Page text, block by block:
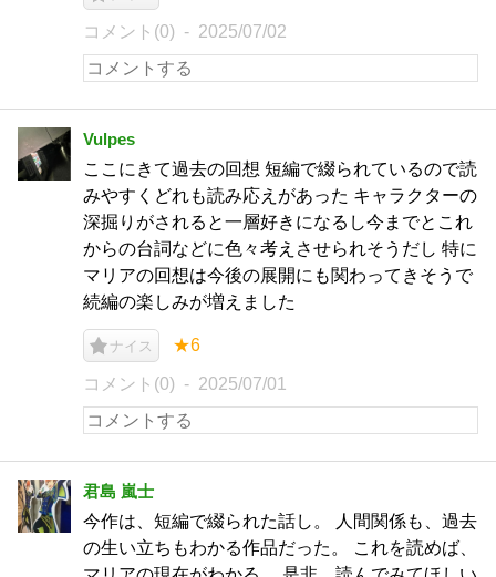
コメント(0) 2025/07/02
Vulpes
ここにきて過去の回想 短編で綴られているので読
みやすくどれも読み応えがあった キャラクターの
深掘りがされると一層好きになるし今までとこれ
からの台詞などに色々考えさせられそうだし 特に
マリアの回想は今後の展開にも関わってきそうで
続編の楽しみが増えました
ナイス ★6
コメント(0) 2025/07/01
君島 嵐士
今作は、短編で綴られた話し。 人間関係も、過去
の生い立ちもわかる作品だった。 これを読めば、